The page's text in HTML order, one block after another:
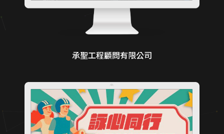
承聖工程顧問有限公司